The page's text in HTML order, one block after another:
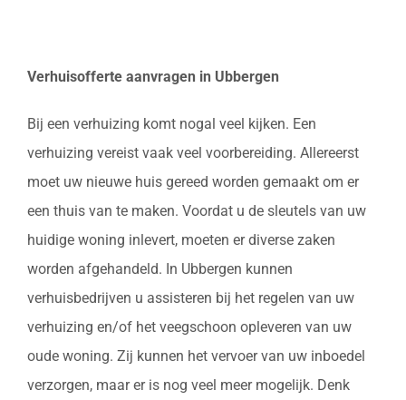
Verhuisofferte aanvragen in Ubbergen
Bij een verhuizing komt nogal veel kijken. Een
verhuizing vereist vaak veel voorbereiding. Allereerst
moet uw nieuwe huis gereed worden gemaakt om er
een thuis van te maken. Voordat u de sleutels van uw
huidige woning inlevert, moeten er diverse zaken
worden afgehandeld. In Ubbergen kunnen
verhuisbedrijven u assisteren bij het regelen van uw
verhuizing en/of het veegschoon opleveren van uw
oude woning. Zij kunnen het vervoer van uw inboedel
verzorgen, maar er is nog veel meer mogelijk. Denk